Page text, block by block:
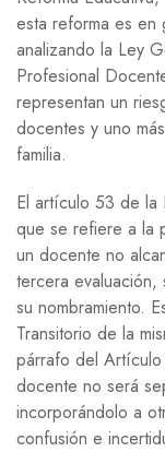
esta reforma es en
analizando la Ley
Profesional
representan un
docentes y uno
familia.
El artículo 53 de la
que se refiere a la
un docente no
tercera
su nombramiento.
Transitorio de la
párrafo del
docente no será
incorporándolo a
confusión e